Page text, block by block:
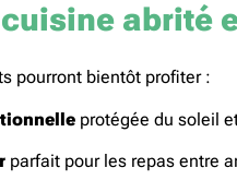
abrité
pourront bientôt profiter :
protégée du soleil
parfait pour les repas entre